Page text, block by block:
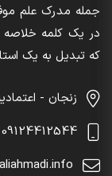
جمله مدرک علم
در یک کلمه
که تبدیل به یک
زنجان -
09124412544